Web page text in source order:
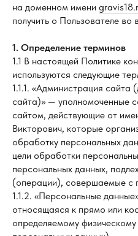
на доменном имени
получить о Пользователе
1. Определение терминов
1.1 В настоящей Политике
используются следующие
1.1.1. «Администрация
сайта)» — уполномоченные
сайтом, действующие от
Викторович, которые
обработку персональных
цели обработки
персональных данных,
(операции), совершаемые с
1.1.2. «Персональные
относящаяся к прямо или
определяемому физическому